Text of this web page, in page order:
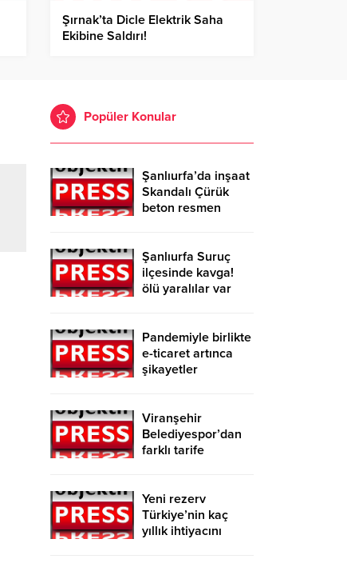
Şırnak’ta Dicle Elektrik Saha
Ekibine Saldırı!
Popüler Konular
Şanlıurfa’da inşaat
Skandalı Çürük
beton resmen
Şanlıurfa Suruç
ilçesinde kavga!
ölü yaralılar var
Pandemiyle birlikte
e-ticaret artınca
şikayetler
Viranşehir
Belediyespor’dan
farklı tarife
Yeni rezerv
Türkiye’nin kaç
yıllık ihtiyacını